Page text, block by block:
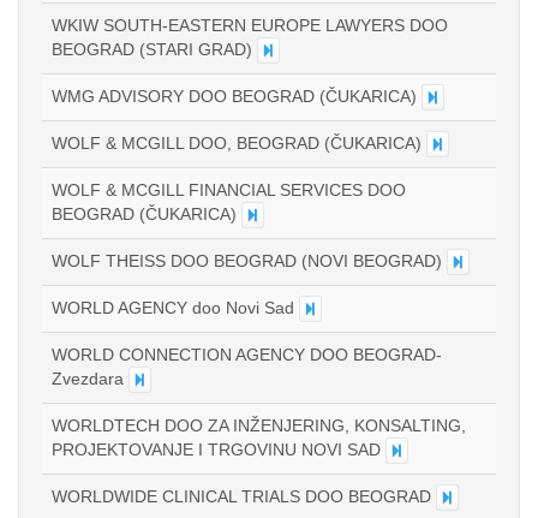
WKIW SOUTH-EASTERN EUROPE LAWYERS DOO
BEOGRAD (STARI GRAD)
WMG ADVISORY DOO BEOGRAD (ČUKARICA)
WOLF & MCGILL DOO, BEOGRAD (ČUKARICA)
WOLF & MCGILL FINANCIAL SERVICES DOO
BEOGRAD (ČUKARICA)
WOLF THEISS DOO BEOGRAD (NOVI BEOGRAD)
WORLD AGENCY doo Novi Sad
WORLD CONNECTION AGENCY DOO BEOGRAD-
Zvezdara
WORLDTECH DOO ZA INŽENJERING, KONSALTING,
PROJEKTOVANJE I TRGOVINU NOVI SAD
WORLDWIDE CLINICAL TRIALS DOO BEOGRAD